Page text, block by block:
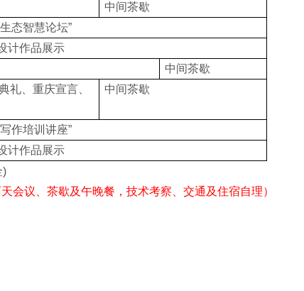
中间茶歇
态智慧论坛”
计作品展示
中间茶歇
礼、重庆宣言、
中间茶歇
作培训讲座”
计作品展示
)
会议 茶歇及午晚餐，技术考察 交通及住宿自理）